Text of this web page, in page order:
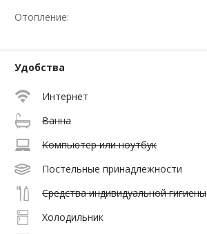
Отопление:
Удобства
Интернет
Ванна
Компьютер или ноутбук
Постельные принадлежности
Средства индивидуальной гигиены
Холодильник